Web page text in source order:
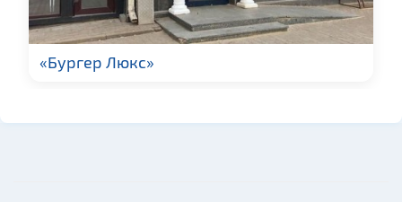
«Бургер Люкс»